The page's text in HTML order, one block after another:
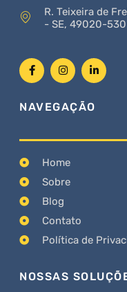
R. Teixeira de
- SE, 49020-530
NAVEGAÇÃO
Home
Sobre
Blog
Contato
Política de
NOSSAS